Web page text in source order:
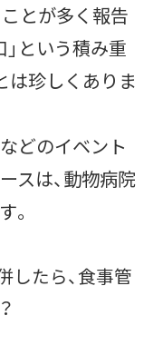
とが多く報告
」という積み重
は珍しくありま
どのイベント
スは、動物病院
。
したら、食事管